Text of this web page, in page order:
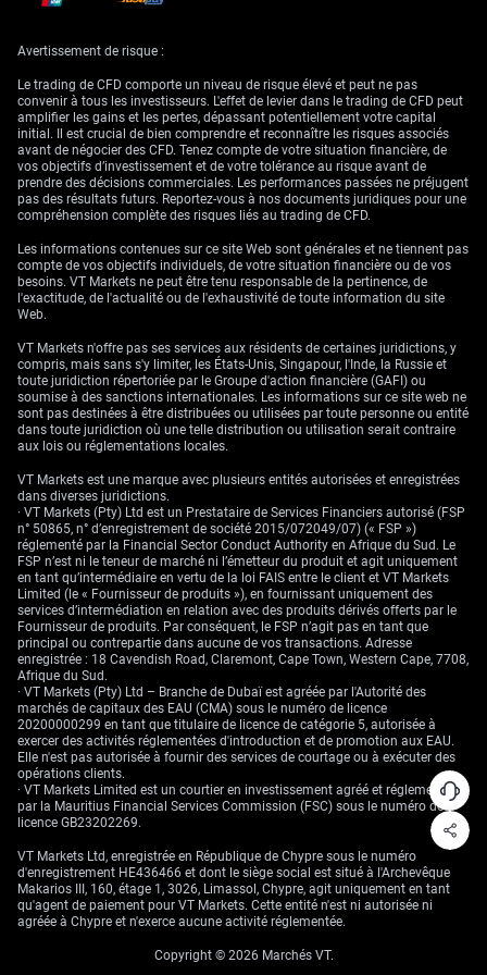
À l’inverse, l’économie américaine fait preuve d’une résilience
qui maintient la Réserve fédérale sur une trajectoire prudente. Nous
50% d’une baisse de taux de la Fed cette année.
Pour les traders, l’élargissement de cet écart de politique monétaire
plaide pour un positionnement en faveur d’une poursuite du repli de
l’EUR/USD. L’achat d’options de vente (puts) sur l’euro offre un moyen
direct de tirer parti d’un mouvement baissier tout en plafonnant les
pertes potentielles. Nous estimons qu’un objectif autour de 1,0300 dans
les prochains mois constitue une stratégie raisonnable.
l’immédiat, peser sur l’EUR/USD. Cette lecture serait toutefois remise en
cause si les prochaines statistiques d’inflation américaine surprenaient
à la baisse. Un rapport sur l’emploi américain plus faible pourrait
également inverser rapidement le sentiment et provoquer un rebond
marqué.
Avertissement de risque :
Le trading de CFD comporte un niveau de risque élevé et peut ne pas
convenir à tous les investisseurs. L'effet de levier dans le trading de CFD peut
amplifier les gains et les pertes, dépassant potentiellement votre capital
initial. Il est crucial de bien comprendre et reconnaître les risques associés
avant de négocier des CFD. Tenez compte de votre situation financière, de
vos objectifs d’investissement et de votre tolérance au risque avant de
prendre des décisions commerciales. Les performances passées ne préjugent
pas des résultats futurs. Reportez-vous à nos documents juridiques pour une
compréhension complète des risques liés au trading de CFD.
Les informations contenues sur ce site Web sont générales et ne tiennent pas
compte de vos objectifs individuels, de votre situation financière ou de vos
besoins. VT Markets ne peut être tenu responsable de la pertinence, de
l'exactitude, de l'actualité ou de l'exhaustivité de toute information du site
Web.
VT Markets n'offre pas ses services aux résidents de certaines juridictions, y
compris, mais sans s'y limiter, les États-Unis, Singapour, l'Inde, la Russie et
toute juridiction répertoriée par le Groupe d'action financière (GAFI) ou
soumise à des sanctions internationales. Les informations sur ce site web ne
sont pas destinées à être distribuées ou utilisées par toute personne ou entité
dans toute juridiction où une telle distribution ou utilisation serait contraire
aux lois ou réglementations locales.
VT Markets est une marque avec plusieurs entités autorisées et enregistrées
dans diverses juridictions.
· VT Markets (Pty) Ltd est un Prestataire de Services Financiers autorisé (FSP
n° 50865, n° d’enregistrement de société 2015/072049/07) (« FSP »)
réglementé par la Financial Sector Conduct Authority en Afrique du Sud. Le
FSP n’est ni le teneur de marché ni l’émetteur du produit et agit uniquement
en tant qu’intermédiaire en vertu de la loi FAIS entre le client et VT Markets
Limited (le « Fournisseur de produits »), en fournissant uniquement des
services d’intermédiation en relation avec des produits dérivés offerts par le
Fournisseur de produits. Par conséquent, le FSP n’agit pas en tant que
principal ou contrepartie dans aucune de vos transactions. Adresse
enregistrée : 18 Cavendish Road, Claremont, Cape Town, Western Cape, 7708,
Afrique du Sud.
· VT Markets (Pty) Ltd – Branche de Dubaï est agréée par l'Autorité des
marchés de capitaux des EAU (CMA) sous le numéro de licence
20200000299 en tant que titulaire de licence de catégorie 5, autorisée à
exercer des activités réglementées d'introduction et de promotion aux EAU.
Elle n'est pas autorisée à fournir des services de courtage ou à exécuter des
opérations clients.
· VT Markets Limited est un courtier en investissement agréé et réglementé
par la Mauritius Financial Services Commission (FSC) sous le numéro de
licence GB23202269.
VT Markets Ltd, enregistrée en République de Chypre sous le numéro
d'enregistrement HE436466 et dont le siège social est situé à l'Archevêque
Makarios III, 160, étage 1, 3026, Limassol, Chypre, agit uniquement en tant
qu'agent de paiement pour VT Markets. Cette entité n'est ni autorisée ni
agréée à Chypre et n'exerce aucune activité réglementée.
Copyright © 2026 Marchés VT.